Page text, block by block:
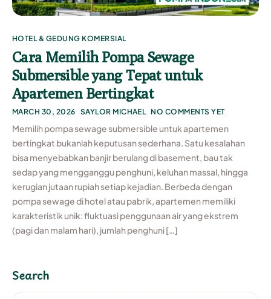
HOTEL & GEDUNG KOMERSIAL
Cara Memilih Pompa Sewage
Submersible yang Tepat untuk
Apartemen Bertingkat
MARCH 30, 2026 SAYLOR MICHAEL NO COMMENTS YET
Memilih pompa sewage submersible untuk apartemen
bertingkat bukanlah keputusan sederhana. Satu kesalahan
bisa menyebabkan banjir berulang di basement, bau tak
sedap yang mengganggu penghuni, keluhan massal, hingga
kerugian jutaan rupiah setiap kejadian. Berbeda dengan
pompa sewage di hotel atau pabrik, apartemen memiliki
karakteristik unik: fluktuasi penggunaan air yang ekstrem
(pagi dan malam hari), jumlah penghuni […]
Search